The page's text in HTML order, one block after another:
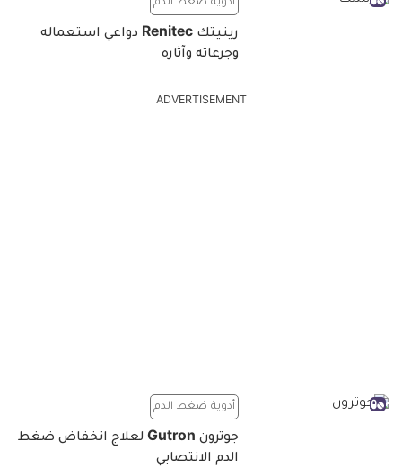
أدوية ضغط الدم
رينيتك Renitec دواعي استعماله
وجرعاته وآثاره
ADVERTISEMENT
أدوية ضغط الدم
جوترون Gutron لعلاج انخفاض ضغط
الدم الانتصابي